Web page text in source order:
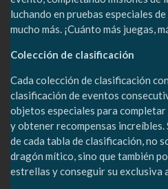
luchando en pruebas especiales
mucho más. ¡Cuánto más juegas,
Colección de clasificación
Cada colección de clasificación
clasificación de eventos
objetos especiales para
y obtener recompensas increíbles.
de cada tabla de clasificación, no
dragón mítico, sino que también
estrellas y conseguir su exclusiva